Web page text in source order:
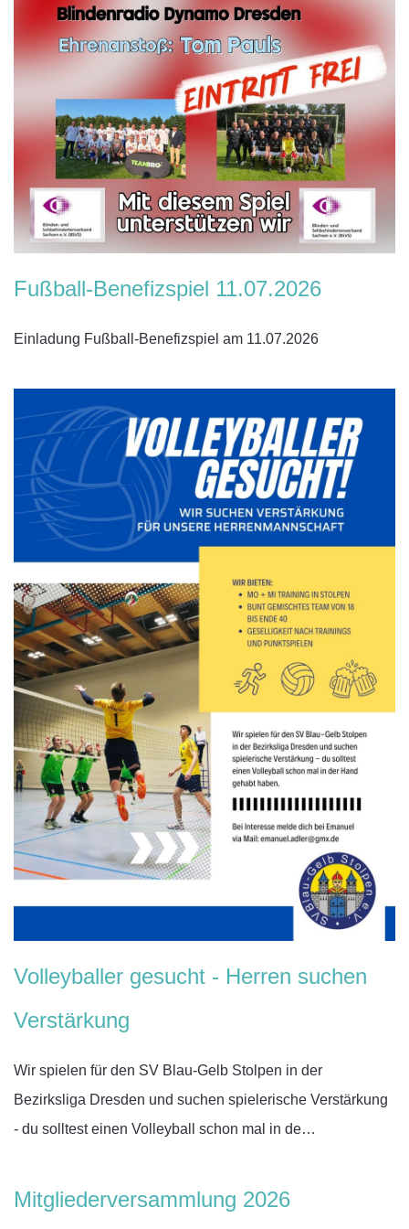
Fußball-Benefizspiel 11.07.2026
Einladung Fußball-Benefizspiel am 11.07.2026
Volleyballer gesucht - Herren suchen
Verstärkung
Wir spielen für den SV Blau-Gelb Stolpen in der
Bezirksliga Dresden und suchen spielerische Verstärkung
- du solltest einen Volleyball schon mal in de…
Mitgliederversammlung 2026